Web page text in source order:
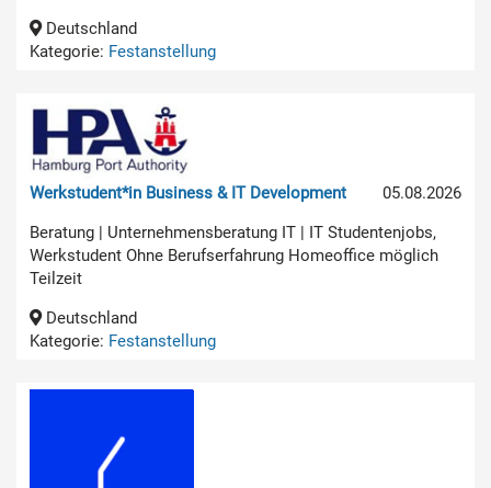
Deutschland
Kategorie: Festanstellung
05.08.2026
Werkstudent*in Business & IT Development
Beratung | Unternehmensberatung IT | IT Studentenjobs,
Werkstudent Ohne Berufserfahrung Homeoffice möglich
Teilzeit
Deutschland
Kategorie: Festanstellung